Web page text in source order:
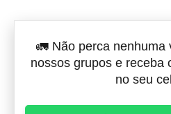
🚛 Não perca nenhuma
nossos grupos e receba
no seu